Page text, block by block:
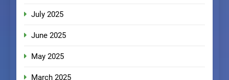
July 2025
June 2025
May 2025
March 2025